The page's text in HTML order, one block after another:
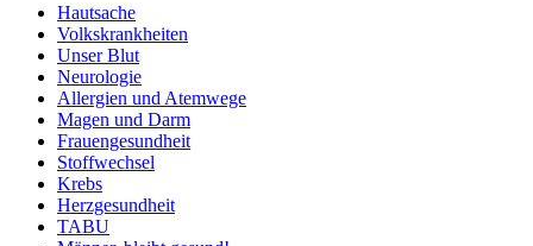
Hautsache
Volkskrankheiten
Unser Blut
Neurologie
Allergien und Atemwege
Magen und Darm
Frauengesundheit
Stoffwechsel
Krebs
Herzgesundheit
TABU